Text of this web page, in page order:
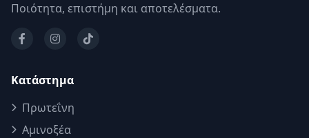
Ποιότητα, επιστήμη και αποτελέσματα.
Κατάστημα
Πρωτεΐνη
Αμινοξέα